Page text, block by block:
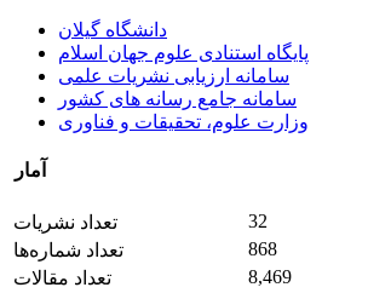
دانشگاه گیلان
پایگاه استنادی علوم جهان اسلام
سامانه ارزیابی نشریات علمی
سامانه جامع رسانه های کشور
وزارت علوم، تحقیقات و فناوری
آمار
تعداد نشریات
32
تعداد شماره‌ها
868
تعداد مقالات
8,469